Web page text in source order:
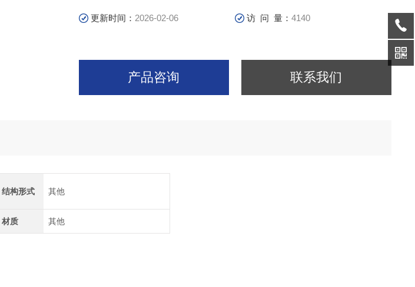
更新时间： 2026-02-06 访 问 量：4140
产品咨询 联系我们
结构形式 其他
材质 其他